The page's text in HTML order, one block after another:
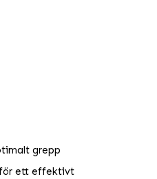
grepp
för ett effektivt